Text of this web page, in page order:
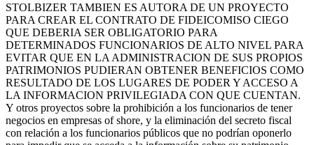
STOLBIZER TAMBIEN ES AUTORA DE UN PROYECTO
PARA CREAR EL CONTRATO DE FIDEICOMISO CIEGO
QUE DEBERIA SER OBLIGATORIO PARA
DETERMINADOS FUNCIONARIOS DE ALTO NIVEL PARA
EVITAR QUE EN LA ADMINISTRACION DE SUS PROPIOS
PATRIMONIOS PUDIERAN OBTENER BENEFICIOS COMO
RESULTADO DE LOS LUGARES DE PODER Y ACCESO A
LA INFORMACION PRIVILEGIADA CON QUE CUENTAN.
Y otros proyectos sobre la prohibición a los funcionarios de tener
negocios en empresas of shore, y la eliminación del secreto fiscal
con relación a los funcionarios públicos que no podrían oponerlo